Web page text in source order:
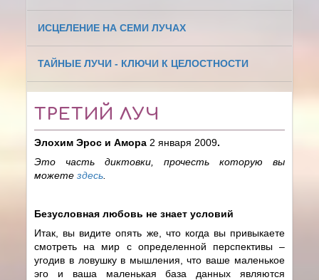
ИСЦЕЛЕНИЕ НА СЕМИ ЛУЧАХ
ТАЙНЫЕ ЛУЧИ - КЛЮЧИ К ЦЕЛОСТНОСТИ
ТРЕТИЙ ЛУЧ
Элохим Эрос и Амора 2 января 2009.
Это часть диктовки, прочесть которую вы
можетездесь
Безусловная любовь не знает условий
Итак, вы видите опять же, что когда вы привыкаете
смотреть на мир с определенной перспективы –
угодив в ловушку в мышления, что ваше маленькое
эго и ваша маленькая база данных являются